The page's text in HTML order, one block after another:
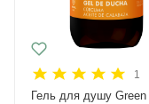
1
Гель для душу Green